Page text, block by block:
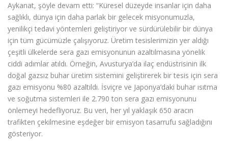
Aykanat, şöyle devam etti: “Küresel düzeyde insanlar için daha
sağlıklı, dünya için daha parlak bir gelecek misyonumuzla,
yenilikçi tedavi yöntemleri geliştiriyor ve sürdürülebilir bir dünya
için tüm gücümüzle çalışıyoruz. Üretim tesislerimizin yer aldığı
çeşitli ülkelerde sera gazı emisyonunun azaltılmasına yönelik
ciddi adımlar atıldı. Örneğin, Avusturya’da ilaç endüstrisinin ilk
doğal gazsız buhar üretim sistemini geliştirerek bir tesis için sera
gazı emisyonu %80 azaltıldı. İsviçre ve Japonya’daki buhar ısıtma
ve soğutma sistemleri ile 2.790 ton sera gazı emisyonunu
önlemeyi hedefliyoruz. Bu veri, her yıl yaklaşık 650 aracın
trafikten çekilmesine eşdeğer bir emisyon tasarrufu sağladığını
gösteriyor.